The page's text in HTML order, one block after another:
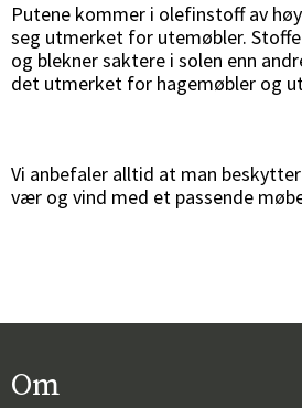
Putene kommer i olefinstoff av
seg utmerket for utemøbler.
og blekner saktere i solen enn
det utmerket for hagemøbler og
Vi anbefaler alltid at man
vær og vind med et passende
Om